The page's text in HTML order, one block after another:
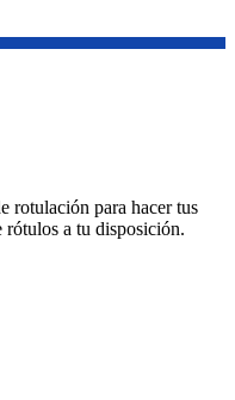
rotulación para hacer tus
rótulos a tu disposición.